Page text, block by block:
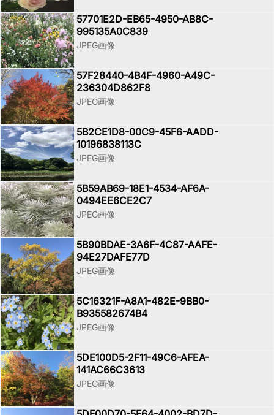
57701E2D-EB65-4950-AB8C-
995135A0C839
JPEG画像
57F28440-4B4F-4960-A49C-
236304D862F8
JPEG画像
5B2CE1D8-00C9-45F6-AADD-
10196838113C
JPEG画像
5B59AB69-18E1-4534-AF6A-
0494EE6CE2C7
JPEG画像
5B90BDAE-3A6F-4C87-AAFE-
94E27DAFE77D
JPEG画像
5C16321F-A8A1-482E-9BB0-
B935582674B4
JPEG画像
5DE100D5-2F11-49C6-AFEA-
141AC66C3613
JPEG画像